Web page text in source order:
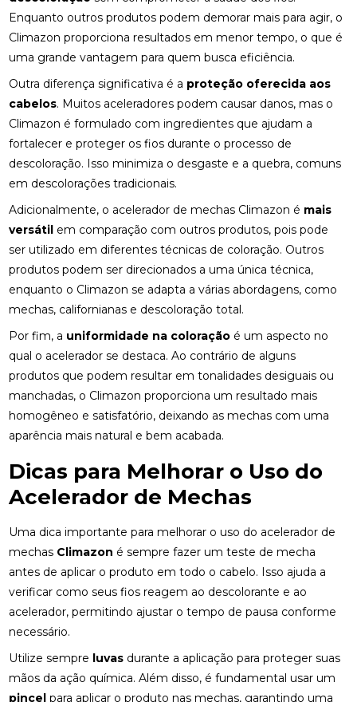
Enquanto outros produtos podem demorar mais para agir, o
Climazon proporciona resultados em menor tempo, o que é
uma grande vantagem para quem busca eficiência.
Outra diferença significativa é a proteção oferecida aos
cabelos. Muitos aceleradores podem causar danos, mas o
Climazon é formulado com ingredientes que ajudam a
fortalecer e proteger os fios durante o processo de
descoloração. Isso minimiza o desgaste e a quebra, comuns
em descolorações tradicionais.
Adicionalmente, o acelerador de mechas Climazon é mais
versátil em comparação com outros produtos, pois pode
ser utilizado em diferentes técnicas de coloração. Outros
produtos podem ser direcionados a uma única técnica,
enquanto o Climazon se adapta a várias abordagens, como
mechas, californianas e descoloração total.
Por fim, a uniformidade na coloração é um aspecto no
qual o acelerador se destaca. Ao contrário de alguns
produtos que podem resultar em tonalidades desiguais ou
manchadas, o Climazon proporciona um resultado mais
homogêneo e satisfatório, deixando as mechas com uma
aparência mais natural e bem acabada.
Dicas para Melhorar o Uso do
Acelerador de Mechas
Uma dica importante para melhorar o uso do acelerador de
mechas Climazon é sempre fazer um teste de mecha
antes de aplicar o produto em todo o cabelo. Isso ajuda a
verificar como seus fios reagem ao descolorante e ao
acelerador, permitindo ajustar o tempo de pausa conforme
necessário.
Utilize sempre luvas durante a aplicação para proteger suas
mãos da ação química. Além disso, é fundamental usar um
pincel para aplicar o produto nas mechas, garantindo uma